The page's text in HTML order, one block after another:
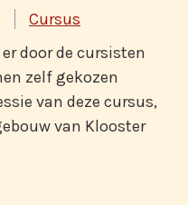
Cursus
door de cursisten
zelf gekozen
van deze cursus,
van Klooster